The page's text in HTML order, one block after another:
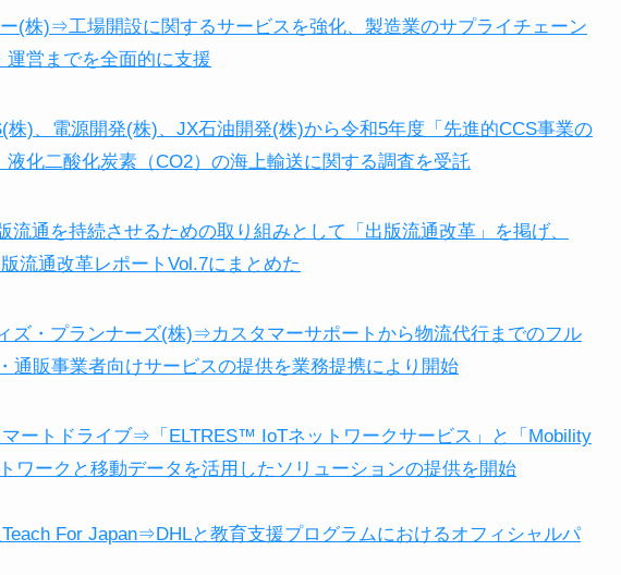
(株)⇒工場開設に関するサービスを強化、製造業のサプライチェーン
営までを全面的に支援
)、電源開発(株)、JX石油開発(株)から令和5年度「先進的CCS事業の
化二酸化炭素（CO2）の海上輸送に関する調査を受託
通を持続させるための取り組みとして「出版流通改革」を掲げ、
流通改革レポートVol.7にまとめた
ズ・プランナーズ(株)⇒カスタマーサポートから物流代行までのフル
通販事業者向けサービスの提供を業務提携により開始
ートドライブ⇒「ELTRES™ IoTネットワークサービス」と「Mobility
ワークと移動データを活用したソリューションの提供を開始
For Japan⇒DHLと教育支援プログラムにおけるオフィシャルパ